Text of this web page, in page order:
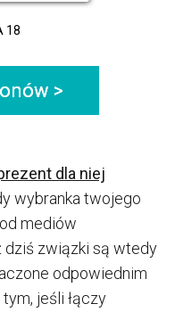
18
>
dla niej
wybranka twojego
mediów
dziś związki są wtedy
odpowiednim
jeśli łączy